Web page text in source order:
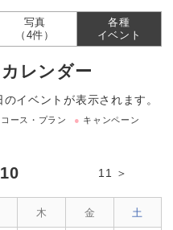
写真
（4件）
各種
イベント
レンダー
イベントが表示されます。
コース・プラン ● キャンペーン
10 11 ＞
木 金 土